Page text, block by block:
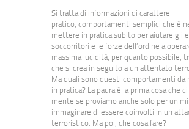
Si tratta di informazioni di carattere
pratico, comportamenti semplici che è
mettere in pratica subito per aiutare gli
soccorritori e le forze dell’ordine a
massima lucidità, per quanto possibile,
che si crea in seguito a un attentato
Ma quali sono questi comportamenti da
in pratica? La paura è la prima cosa che
mente se proviamo anche solo per un
immaginare di essere coinvolti in un
terroristico. Ma poi, che cosa fare?